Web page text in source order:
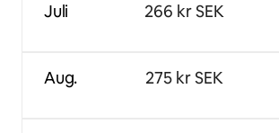
Juli
Aug.
266 kr SEK
275 kr SEK